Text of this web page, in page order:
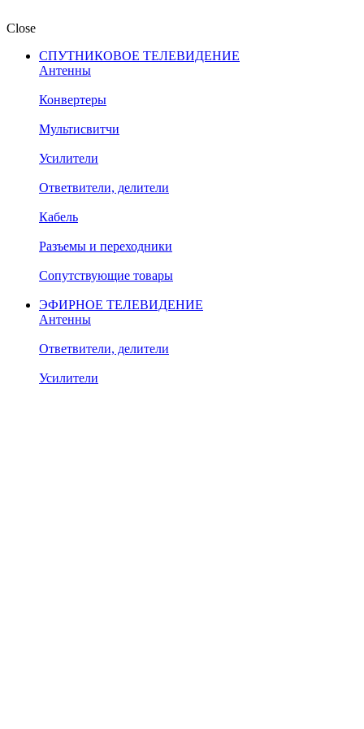
Close
СПУТНИКОВОЕ ТЕЛЕВИДЕНИЕ
Антенны
Конвертеры
Мультисвитчи
Усилители
Ответвители, делители
Кабель
Разъемы и переходники
Сопутствующие товары
ЭФИРНОЕ ТЕЛЕВИДЕНИЕ
Антенны
Ответвители, делители
Усилители